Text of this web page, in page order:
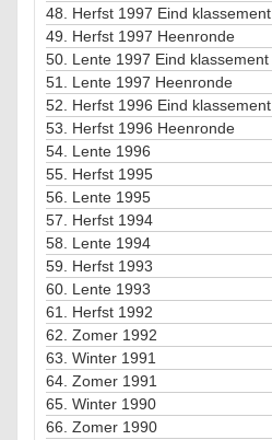
48. Herfst 1997 Eind klassement
49. Herfst 1997 Heenronde
50. Lente 1997 Eind klassement
51. Lente 1997 Heenronde
52. Herfst 1996 Eind klassement
53. Herfst 1996 Heenronde
54. Lente 1996
55. Herfst 1995
56. Lente 1995
57. Herfst 1994
58. Lente 1994
59. Herfst 1993
60. Lente 1993
61. Herfst 1992
62. Zomer 1992
63. Winter 1991
64. Zomer 1991
65. Winter 1990
66. Zomer 1990